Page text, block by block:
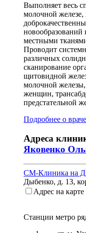
Выполняет весь
молочной железе,
новообразований
местными
Проводит
различных
сканирование
щитовидной
молочной
женщин,
предстательной
Подробнее о враче
Адреса
Яковенко
СМ-Клиника на
Дыбенко, д. 13,
Адрес на карте
Станции метро